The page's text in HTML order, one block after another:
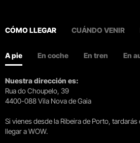
CÓMO LLEGAR CUÁNDO VENIR
A pie En coche En tren En
Nuestra dirección es:
Rua do Choupelo, 39
4400-088 Vila Nova de Gaia
Si vienes desde la Ribeira de Porto,
llegar a WOW.